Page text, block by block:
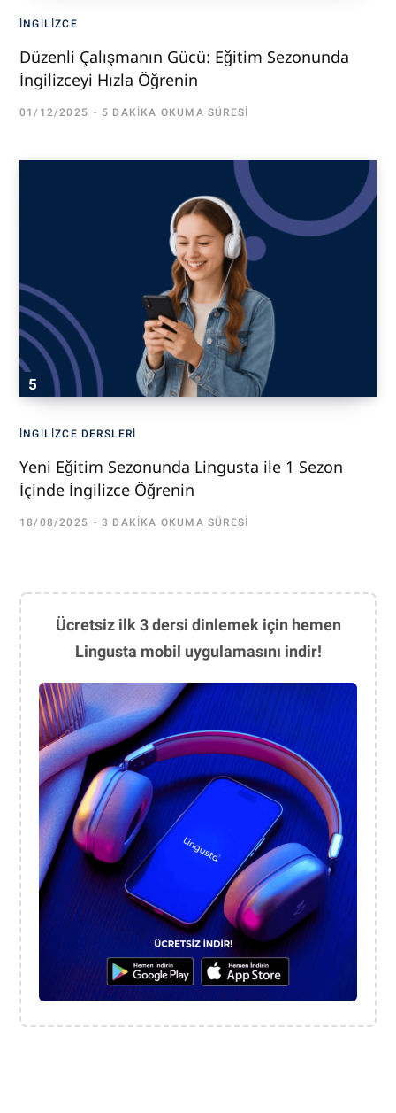
İNGILIZCE
Düzenli Çalışmanın Gücü: Eğitim Sezonunda
İngilizceyi Hızla Öğrenin
01/12/2025 5 DAKIKA OKUMA SÜRESI
İNGILIZCE DERSLERI
Yeni Eğitim Sezonunda Lingusta ile 1 Sezon
İçinde İngilizce Öğrenin
18/08/2025 3 DAKIKA OKUMA SÜRESI
Ücretsiz ilk 3 dersi dinlemek için hemen
Lingusta mobil uygulamasını indir!